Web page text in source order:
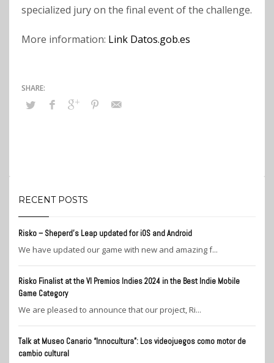
specialized jury on the final event of the challenge.
More information: Link Datos.gob.es
RECENT POSTS
Risko – Sheperd’s Leap updated for iOS and Android
We have updated our game with new and amazing f...
Risko Finalist at the VI Premios Indies 2024 in the Best Indie Mobile
Game Category
We are pleased to announce that our project, Ri...
Talk at Museo Canario “Innocultura”: Los videojuegos como motor de
cambio cultural